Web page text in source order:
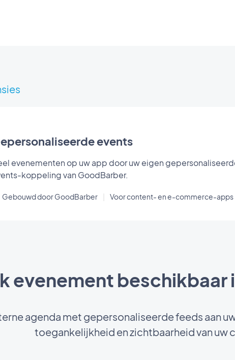
events
evenementen op uw app door uw eigen
koppeling van GoodBarber.
Gebouwd door GoodBarber Voor content- en e-commerce-apps
evenement beschikbaar
agenda met gepersonaliseerde feeds aan
toegankelijkheid en zichtbaarheid van uw